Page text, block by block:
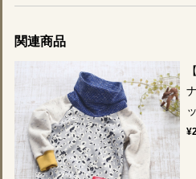
関連商品